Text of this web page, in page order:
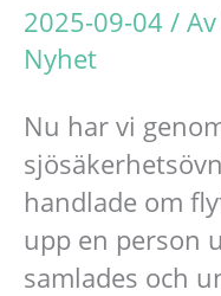
2025-09-04 / Av
Nyhet
Nu har vi
handlade om
upp en person
samlades och